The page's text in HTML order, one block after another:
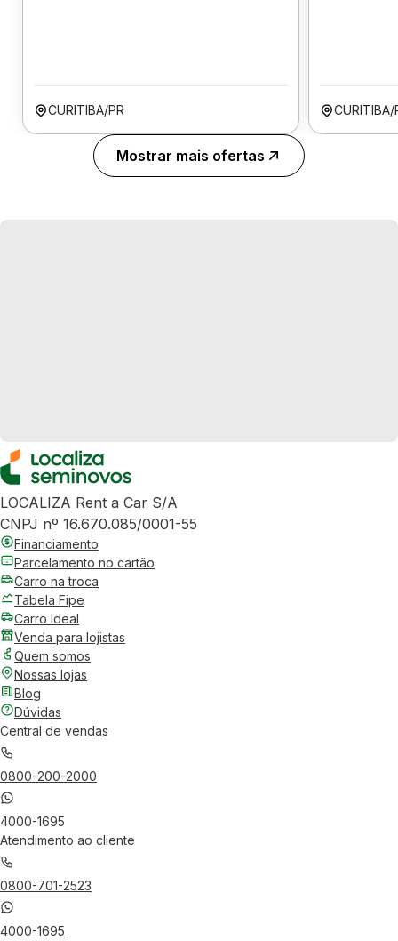
CURITIBA/PR CURITIBA/
Mostrar mais ofertas
LOCALIZA Rent a Car S/A
CNPJ nº 16.670.085/0001-55
Financiamento
Parcelamento no cartão
Carro na troca
Tabela Fipe
Carro Ideal
Venda para lojistas
Quem somos
Nossas lojas
Blog
Dúvidas
Central de vendas
0800-200-2000
4000-1695
Atendimento ao cliente
0800-701-2523
4000-1695